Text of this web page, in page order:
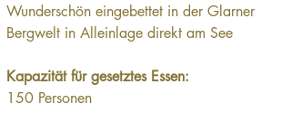
Wunderschön eingebettet in der Glarner
Bergwelt in Alleinlage direkt am See
Kapazität für gesetztes Essen:
150 Personen